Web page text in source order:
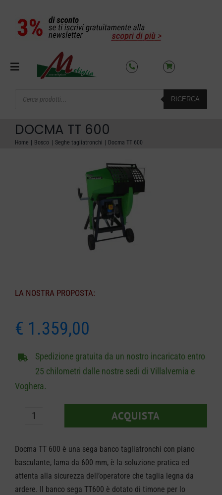
contenuto
Toggle
OFFERTE DEL MESE
search
RICERCA
DOCMA TT 600
Home Bosco Seghe tagliatronchi Docma TT 600
LA NOSTRA PROPOSTA:
€ 1.359,00
Spedizione gratuita da un nostro incaricato entro
25 chilometri dalle nostre sedi di Villalvernia e
Voghera.
Docma
600
quantità
ACQUISTA
Docma TT 600 è una sega banco tagliatronchi con piano
basculante, lama da 600 mm, è la soluzione pratica ed
attenta alla sicurezza dell’operatore che taglia legna da
ardere. Il banco sega TT600 è dotato di timone per lo